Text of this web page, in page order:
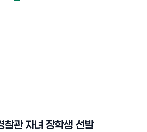
찰관 자녀 장학생 선발